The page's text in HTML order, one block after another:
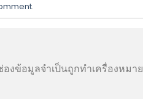
.
องข้อมูลจำเป็นถูกทำเครื่องหมาย